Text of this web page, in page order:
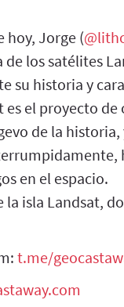
hoy, Jorge (
los satélites
su historia y
es el proyecto de
de la historia,
en el espacio.
la isla Landsat,
t.me/